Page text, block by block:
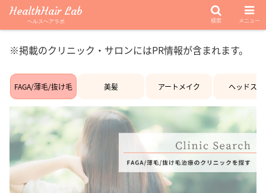
※掲載のクリニック・サロンにはPR情報が含まれます。
FAGA/薄毛/抜け毛 美髪 アートメイク ヘッドスパ
HealthHair Lab
ヘルスヘアラボ 検索 メニュー